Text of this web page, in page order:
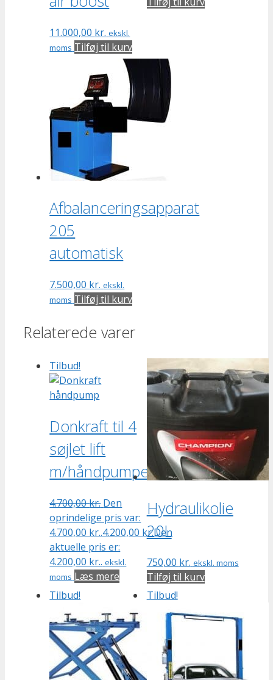
11.000,00 kr. ekskl.
moms Tilføj til kurv
Afbalanceringsapparat
205
automatisk
7.500,00 kr. ekskl.
moms Tilføj til kurv
Relaterede varer
Tilbud!
Donkraft til 4
søjlet lift
m/håndpumpe
4.700,00kr. Den
oprindelige pris var:
4.700,00 kr..4.200,00 kr.Den
aktuelle pris er:
4.200,00 kr.. ekskl.
moms Læs mere
Hydraulikolie
20L
750,00 kr. ekskl. moms
Tilføj til kurv
Tilbud!
Tilbud!